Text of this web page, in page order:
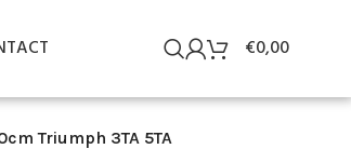
€0,00
Triumph 3TA 5TA